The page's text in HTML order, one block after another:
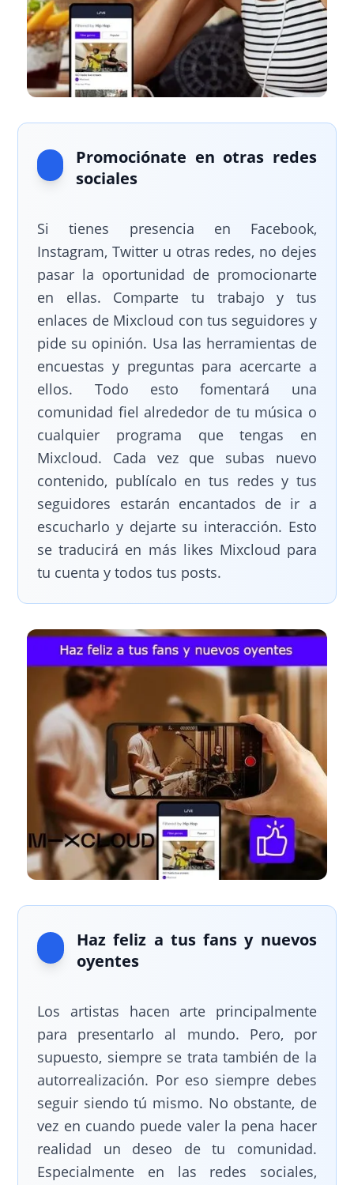
Promociónate en otras redes
sociales
Si tienes presencia en Facebook,
Instagram, Twitter u otras redes, no dejes
pasar la oportunidad de promocionarte
en ellas. Comparte tu trabajo y tus
enlaces de Mixcloud con tus seguidores y
pide su opinión. Usa las herramientas de
encuestas y preguntas para acercarte a
ellos. Todo esto fomentará una
comunidad fiel alrededor de tu música o
cualquier programa que tengas en
Mixcloud. Cada vez que subas nuevo
contenido, publícalo en tus redes y tus
seguidores estarán encantados de ir a
escucharlo y dejarte su interacción. Esto
se traducirá en más likes Mixcloud para
tu cuenta y todos tus posts.
Haz feliz a tus fans y nuevos
oyentes
Los artistas hacen arte principalmente
para presentarlo al mundo. Pero, por
supuesto, siempre se trata también de la
autorrealización. Por eso siempre debes
seguir siendo tú mismo. No obstante, de
vez en cuando puede valer la pena hacer
realidad un deseo de tu comunidad.
Especialmente en las redes sociales,